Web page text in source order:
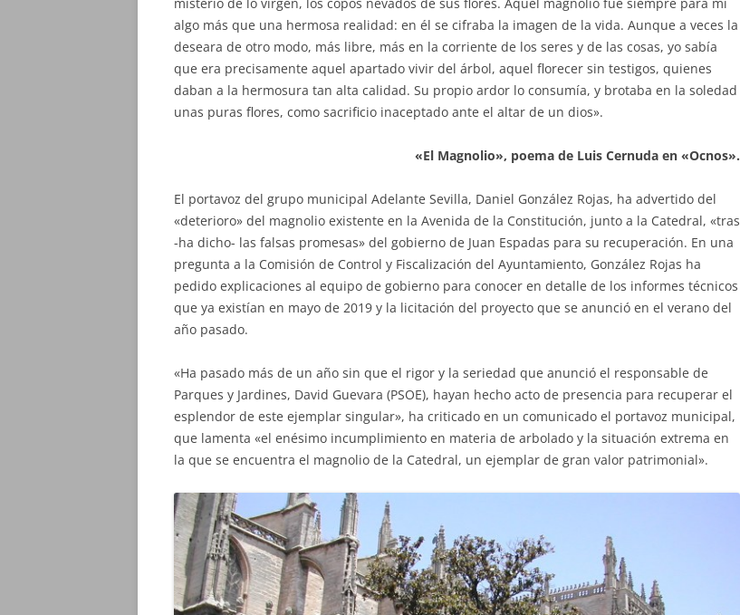
algo más que una hermosa realidad: en él se cifraba la imagen de la vida. Aunque a veces la
deseara de otro modo, más libre, más en la corriente de los seres y de las cosas, yo sabía
que era precisamente aquel apartado vivir del árbol, aquel florecer sin testigos, quienes
daban a la hermosura tan alta calidad. Su propio ardor lo consumía, y brotaba en la soledad
unas puras flores, como sacrificio inaceptado ante el altar de un dios».
«El Magnolio», poema de Luis Cernuda en «Ocnos».
El portavoz del grupo municipal Adelante Sevilla, Daniel González Rojas, ha advertido del
«deterioro» del magnolio existente en la Avenida de la Constitución, junto a la Catedral, «tras
-ha dicho- las falsas promesas» del gobierno de Juan Espadas para su recuperación. En una
pregunta a la Comisión de Control y Fiscalización del Ayuntamiento, González Rojas ha
pedido explicaciones al equipo de gobierno para conocer en detalle de los informes técnicos
que ya existían en mayo de 2019 y la licitación del proyecto que se anunció en el verano del
año pasado.
«Ha pasado más de un año sin que el rigor y la seriedad que anunció el responsable de
Parques y Jardines, David Guevara (PSOE), hayan hecho acto de presencia para recuperar el
esplendor de este ejemplar singular», ha criticado en un comunicado el portavoz municipal,
que lamenta «el enésimo incumplimiento en materia de arbolado y la situación extrema en
la que se encuentra el magnolio de la Catedral, un ejemplar de gran valor patrimonial».